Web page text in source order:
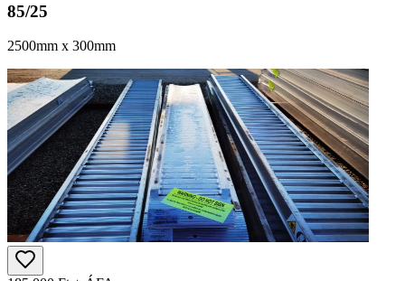
85/25
2500mm x 300mm